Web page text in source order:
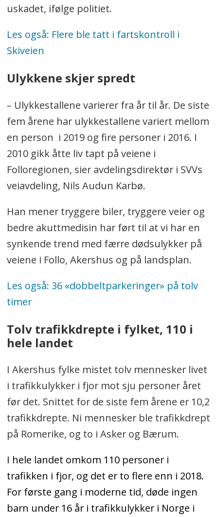
uskadet, ifølge politiet.
Les også: Flere ble tatt i fartskontroll i
Skiveien
Ulykkene skjer spredt
– Ulykkestallene varierer fra år til år. De siste
fem årene har ulykkestallene variert mellom
en person i 2019 og fire personer i 2016. I
2010 gikk åtte liv tapt på veiene i
Folloregionen, sier avdelingsdirektør i SVVs
veiavdeling, Nils Audun Karbø.
Han mener tryggere biler, tryggere veier og
bedre akuttmedisin har ført til at vi har en
synkende trend med færre dødsulykker på
veiene i Follo, Akershus og på landsplan.
Les også: 36 «dobbeltparkeringer» på tolv
timer
Tolv trafikkdrepte i fylket, 110 i
hele landet
I Akershus fylke mistet tolv mennesker livet
i trafikkulykker i fjor mot sju personer året
før det. Snittet for de siste fem årene er 10,2
trafikkdrepte. Ni mennesker ble trafikkdrept
på Romerike, og to i Asker og Bærum.
I hele landet omkom 110 personer i
trafikken i fjor, og det er to flere enn i 2018.
For første gang i moderne tid, døde ingen
barn under 16 år i trafikkulykker i Norge i